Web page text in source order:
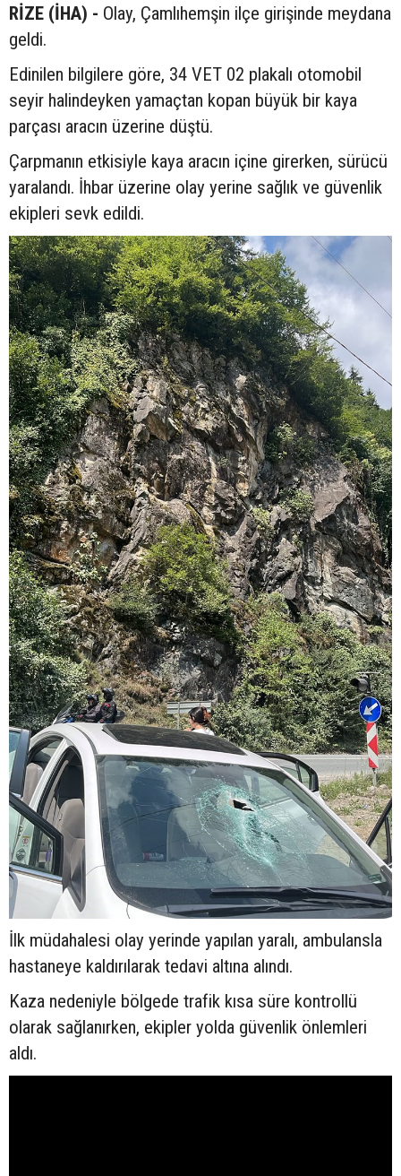
RİZE (İHA) - Olay, Çamlıhemşin ilçe girişinde meydana
geldi.
Edinilen bilgilere göre, 34 VET 02 plakalı otomobil
seyir halindeyken yamaçtan kopan büyük bir kaya
parçası aracın üzerine düştü.
Çarpmanın etkisiyle kaya aracın içine girerken, sürücü
yaralandı. İhbar üzerine olay yerine sağlık ve güvenlik
ekipleri sevk edildi.
İlk müdahalesi olay yerinde yapılan yaralı, ambulansla
hastaneye kaldırılarak tedavi altına alındı.
Kaza nedeniyle bölgede trafik kısa süre kontrollü
olarak sağlanırken, ekipler yolda güvenlik önlemleri
aldı.